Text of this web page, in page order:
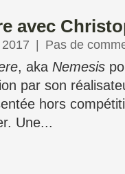
avec
Pas de
, aka Nemesis
par son
hors
Une...